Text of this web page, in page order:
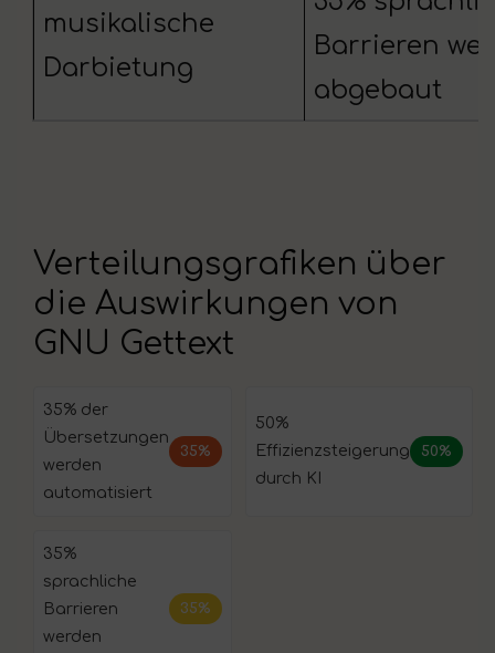
musikalische
Darbietung
Barrieren
abgebaut
Verteilungsgrafiken über
die Auswirkungen von
GNU Gettext
35% der
Übersetzungen
werden
automatisiert
35%
50%
Effizienzsteigerung
durch KI
50%
35%
sprachliche
Barrieren
werden
35%